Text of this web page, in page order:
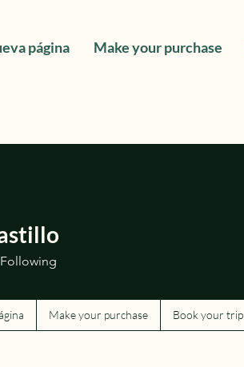
página Make your purchase
Following
Make your purchase Book your trip